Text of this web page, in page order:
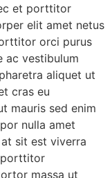
et porttitor
elit amet netus
orci purus
ac vestibulum
aliquet ut
cras eu
mauris sed enim
nulla amet
sit est viverra
porttitor
massa ut